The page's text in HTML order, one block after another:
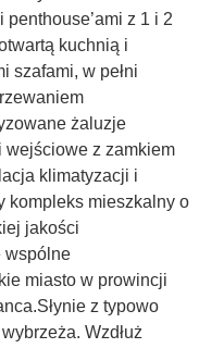
z 1 i 2
kuchnią i
szafami, w pełni
żaluzje
z zamkiem
klimatyzacji i
kompleks mieszkalny o
jakości
wspólne
miasto w prowincji
z typowo
Wzdłuż